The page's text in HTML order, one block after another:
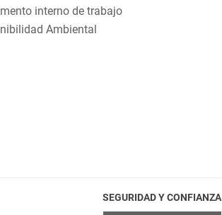
interno de trabajo
Ambiental
SEGURIDAD Y CONFIANZA